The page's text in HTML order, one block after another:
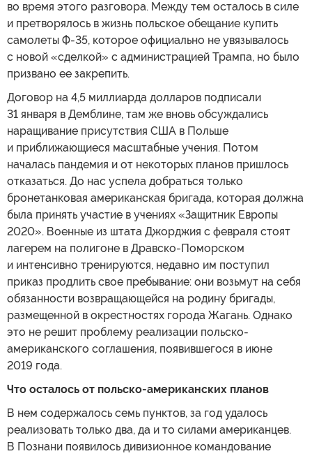
во время этого разговора. Между тем осталось в силе
и претворялось в жизнь польское обещание купить
самолеты Ф-35, которое официально не увязывалось
с новой «сделкой» с администрацией Трампа, но было
призвано ее закрепить.
Договор на 4,5 миллиарда долларов подписали
31 января в Демблине, там же вновь обсуждались
наращивание присутствия США в Польше
и приближающиеся масштабные учения. Потом
началась пандемия и от некоторых планов пришлось
отказаться. До нас успела добраться только
бронетанковая американская бригада, которая должна
была принять участие в учениях «Защитник Европы
2020». Военные из штата Джорджия с февраля стоят
лагерем на полигоне в Дравско-Поморском
и интенсивно тренируются, недавно им поступил
приказ продлить свое пребывание: они возьмут на себя
обязанности возвращающейся на родину бригады,
размещенной в окрестностях города Жагань. Однако
это не решит проблему реализации польско-
американского соглашения, появившегося в июне
2019 года.
Что осталось от польско-американских планов
В нем содержалось семь пунктов, за год удалось
реализовать только два, да и то силами американцев.
В Познани появилось дивизионное командование